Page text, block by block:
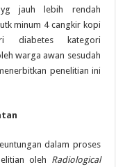
yg jauh lebih rendah
utkminum 4 cangkir kopi
diabetes kategori
warga awan sesudah
penelitian ini
dalam proses
oleh Radiological